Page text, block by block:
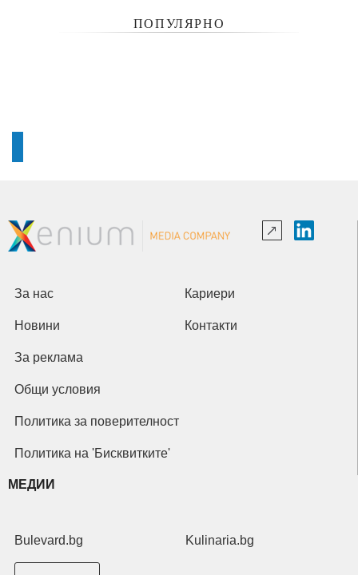
ПОПУЛЯРНО
За нас Кариери
Новини Контакти
За реклама
Общи условия
Политика за поверителност
Политика на 'Бисквитките'
МЕДИИ
Bulevard.bg Kulinaria.bg